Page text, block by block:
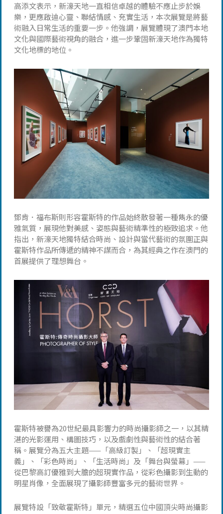
高添文表示，新濠天地一直相信卓越的體驗不應止步於娛
樂，更應啟迪心靈、聯結情感、充實生活，本次展覽是將藝
術融入日常生活的重要一步。他強調，展覽體現了澳門本地
文化與國際藝術視角的融合，進一步鞏固新濠天地作為獨特
文化地標的地位。
鄧肯．福布斯則形容霍斯特的作品始終散發著一種雋永的優
雅氣質，展現他對美感、姿態與藝術精準性的極致追求。他
指出，新濠天地獨特結合時尚、設計與當代藝術的氛圍正與
霍斯特作品所傳遞的精神不謀而合，為其經典之作在澳門的
首展提供了理想舞台。
霍斯特被譽為20世紀最具影響力的時尚攝影師之一，以其精
湛的光影運用、構圖技巧，以及戲劇性與藝術性的結合著
稱。展覽分為五大主題——「高級訂製」、「超現實主
義」、「彩色時尚」、「生活時尚」及「舞台與螢幕」——
從巴黎高訂優雅到大膽的超現實作品，從彩色攝影到生動的
明星肖像，全面展現了攝影師豐富多元的藝術世界。
展覽特設「致敬霍斯特」單元，精選五位中國頂尖時尚攝影